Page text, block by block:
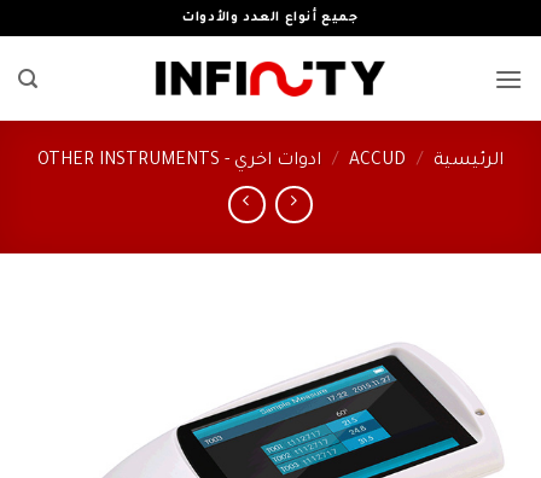
جميع أنواع العدد والأدوات
الرئيسية /
ACCUD
/ ادوات اخري - OTHER INSTRUMENTS